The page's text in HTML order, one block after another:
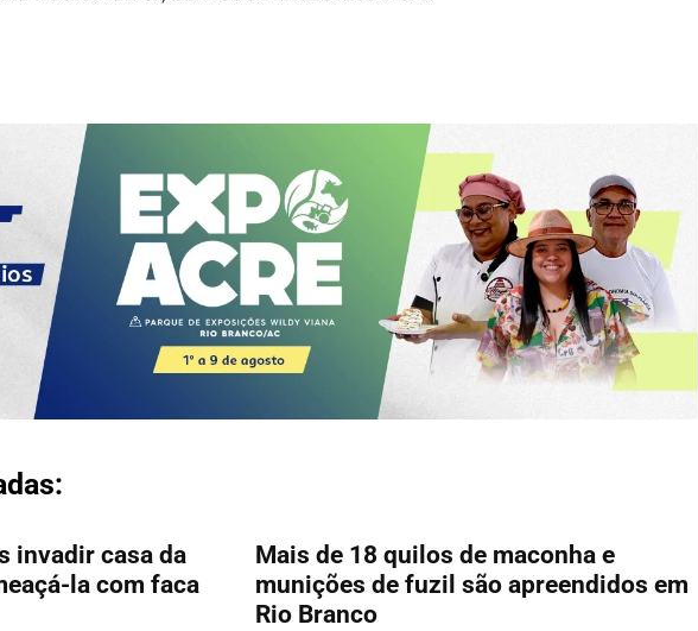
invadir casa da
la com faca
Mais de 18 quilos de maconha e
munições de fuzil são apreendidos em
Rio Branco